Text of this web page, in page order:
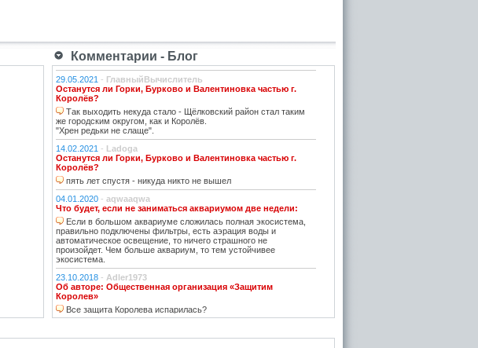
Комментарии - Блог
29.05.2021 - ГлавныйВычислитель
Останутся ли Горки, Бурково и Валентиновка частью г.
Королёв?
Так выходить некуда стало - Щёлковский район стал таким
же городским округом, как и Королёв.
"Хрен редьки не слаще".
14.02.2021 - Ladoga
Останутся ли Горки, Бурково и Валентиновка частью г.
Королёв?
пять лет спустя - никуда никто не вышел
04.01.2020 - aqwaaqwa
Что будет, если не заниматься аквариумом две недели:
Если в большом аквариуме сложилась полная экосистема,
правильно подключены фильтры, есть аэрация воды и
автоматическое освещение, то ничего страшного не
произойдет. Чем больше аквариум, то тем устойчивее
экосистема.
23.10.2018 - Adler1973
Об авторе: Общественная организация «Защитим
Королев»
Все защита Королева испарилась?
Что будет, если не заниматься аквариумом две недели: